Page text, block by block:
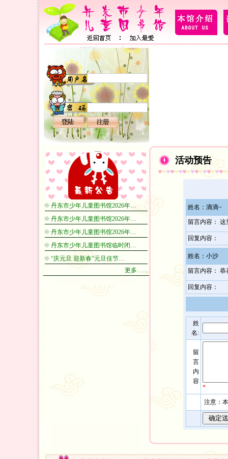
丹东市少年儿童图书馆2026年…
丹东市少年儿童图书馆2026年…
丹东市少年儿童图书馆2026年…
丹东市少年儿童图书馆临时闭…
“庆元旦 迎新春”元旦佳节…
更多……
活动预告
姓名：滴滴~
留言内容：
回复内容：
姓名：小沙
留言内容：
回复内容：
姓
名:
留
言
内
容
*
注意：